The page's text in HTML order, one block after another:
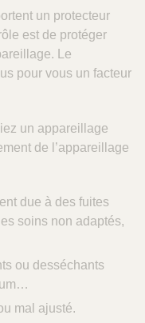
un protecteur
est de protéger
Le
pour vous un facteur
un appareillage
de l’appareillage
due à des fuites
soins non adaptés,
ou desséchants
mal ajusté.